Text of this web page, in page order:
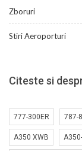
Zboruri
Stiri Aeroporturi
Citeste si
777-300ER 787-
A350 XWB